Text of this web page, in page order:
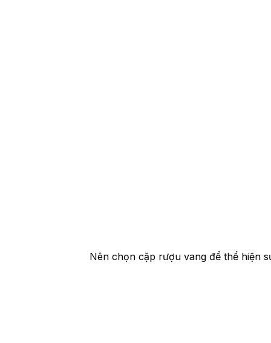
Nên chọn cặp rượu vang để thể hiện